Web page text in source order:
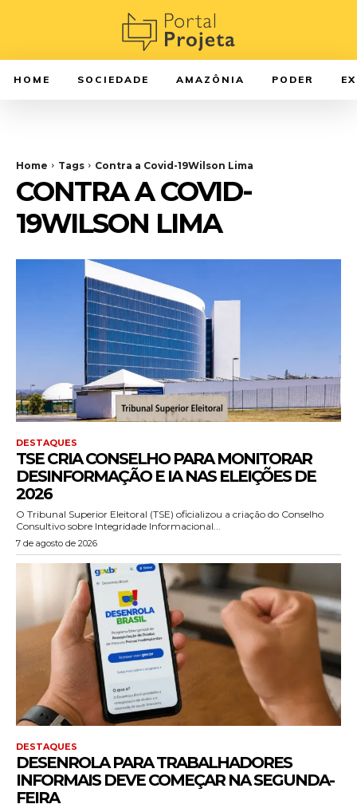
HOME SOCIEDADE AMAZÔNIA PODER
Home Tags Contra a Covid-19Wilson Lima
CONTRA A COVID-
19WILSON LIMA
DESTAQUES
TSE CRIA CONSELHO PARA MONITORAR
DESINFORMAÇÃO E IA NAS ELEIÇÕES DE
2026
O Tribunal Superior Eleitoral (TSE) oficializou a criação do Conselho
Consultivo sobre Integridade Informacional...
7 de agosto de 2026
DESTAQUES
DESENROLA PARA TRABALHADORES
INFORMAIS DEVE COMEÇAR NA SEGUNDA-
FEIRA